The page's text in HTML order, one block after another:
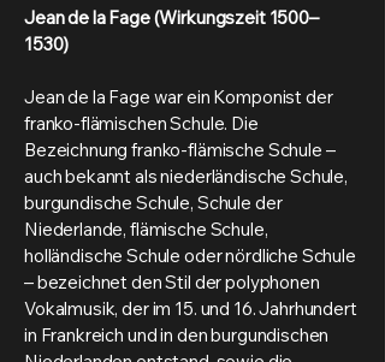
Jean de la Fage (Wirkungszeit 1500–
1530)
Jean de la Fage war ein Komponist der
franko-flämischen Schule. Die
Bezeichnung franko-flämische Schule –
auch bekannt als niederländische Schule,
burgundische Schule, Schule der
Niederlande, flämische Schule,
holländische Schule oder nördliche Schule
– bezeichnet den Stil der polyphonen
Vokalmusik, der im 15. und 16. Jahrhundert
in Frankreich und in den burgundischen